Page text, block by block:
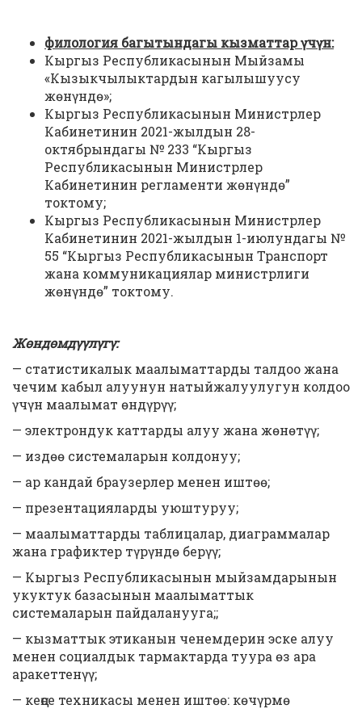
филология багытындагы кызматтар үчүн:
Кыргыз Республикасынын Мыйзамы
«Кызыкчылыктардын кагылышуусу
жөнүндө»;
Кыргыз Республикасынын Министрлер
Кабинетинин 2021-жылдын 28-
октябрындагы № 233 “Кыргыз
Республикасынын Министрлер
Кабинетинин регламенти жөнүндө”
токтому;
Кыргыз Республикасынын Министрлер
Кабинетинин 2021-жылдын 1-июлундагы №
55 “Кыргыз Республикасынын Транспорт
жана коммуникациялар министрлиги
жөнүндө” токтому.
Жөндөмдүүлүгү:
— статистикалык маалыматтарды талдоо жана
чечим кабыл алуунун натыйжалуулугун колдоо
үчүн маалымат өндүрүү;
— электрондук каттарды алуу жана жөнөтүү;
— издөө системаларын колдонуу;
— ар кандай браузерлер менен иштөө;
— презентацияларды уюштуруу;
— маалыматтарды таблицалар, диаграммалар
жана графиктер түрүндө берүү;
— Кыргыз Республикасынын мыйзамдарынын
укуктук базасынын маалыматтык
системаларын пайдаланууга;;
— кызматтык этиканын ченемдерин эске алуу
менен социалдык тармактарда туура өз ара
аракеттенүү;
— кеңсе техникасы менен иштөө: көчүрмө